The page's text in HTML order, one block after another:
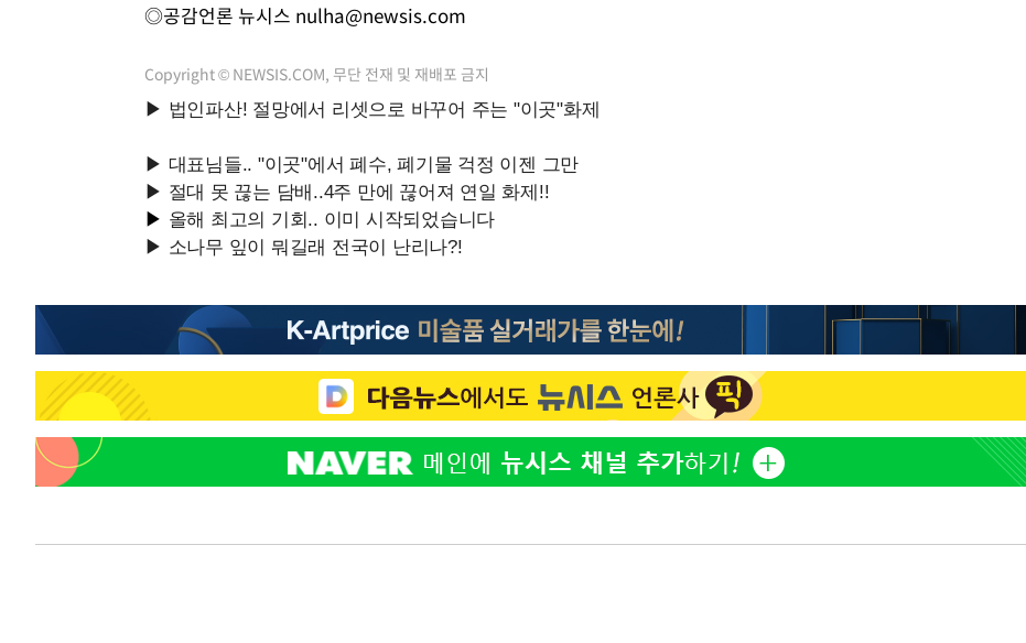
◎공감언론 뉴시스 nulha@newsis.com
Copyright © NEWSIS.COM, 무단 전재 및 재배포 금지